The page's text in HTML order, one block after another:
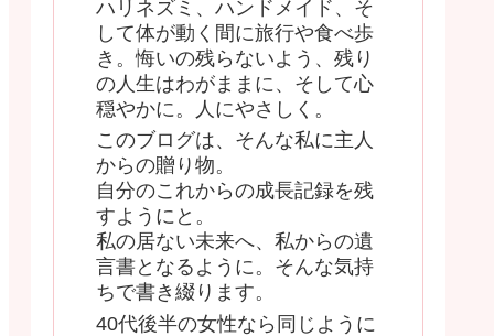
ハリネズミ、ハンドメイド、そ
して体が動く間に旅行や食べ歩
き。悔いの残らないよう、残り
の人生はわがままに、そして心
穏やかに。人にやさしく。
このブログは、そんな私に主人
からの贈り物。
自分のこれからの成長記録を残
すようにと。
私の居ない未来へ、私からの遺
言書となるように。そんな気持
ちで書き綴ります。
40代後半の女性なら同じように